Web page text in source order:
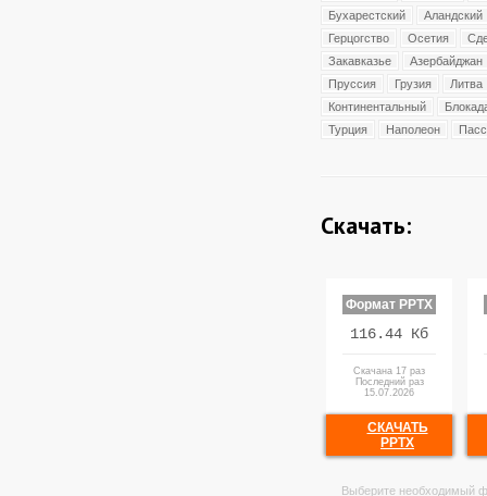
Бухарестский
Аландский
Герцогство
Осетия
Закавказье
Азербайджан
Пруссия
Грузия
Литва
Континентальный
Турция
Наполеон
Скачать:
Формат PPTX
116.44 Кб
Скачана 17 раз
Последний раз
15.07.2026
СКАЧАТЬ
PPTX
Выберите необходимый